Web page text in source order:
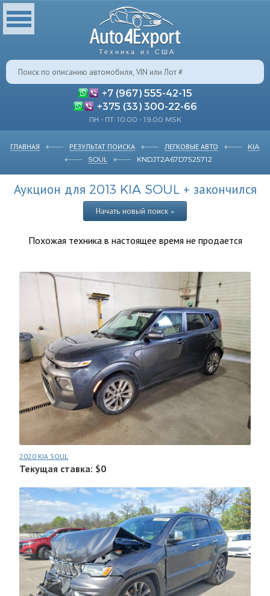
Техника из США
+7 (967) 555-42-15
+375 (33) 300-22-66
ПН - ПТ: 10:00 - 19:00 MSK
ГЛАВНАЯ РЕЗУЛЬТАТ ПОИСКА ЛЕГКОВЫЕ АВТО
KIA
SOUL
KNDJT2A67D7525712
Аукцион для 2013 KIA SOUL + закончился
Начать новый поиск »
Похожая техника в настоящее время не продается
2020 KIA SOUL
Текущая ставка: $0